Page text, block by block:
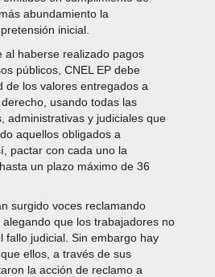
abundamiento la
inicial.
al haberse realizado pagos
públicos, CNEL EP debe
de los valores entregados a
usando todas las
administrativas y judiciales que
aquellos obligados a
pactar con cada uno la
un plazo máximo de 36
surgido voces reclamando
que los trabajadores no
fallo judicial. Sin embargo hay
ellos, a través de sus
la acción de reclamo a